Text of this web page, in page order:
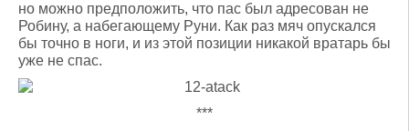
но можно предположить, что пас был адресован не
Робину, а набегающему Руни. Как раз мяч опускался
бы точно в ноги, и из этой позиции никакой вратарь бы
уже не спас.
***